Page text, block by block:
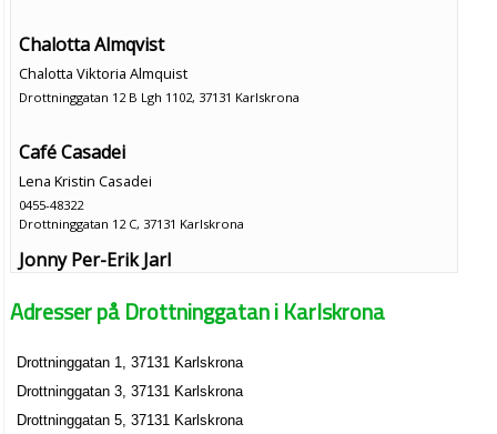
Chalotta Almqvist
Chalotta Viktoria Almquist
Drottninggatan 12 B Lgh 1102, 37131 Karlskrona
Café Casadei
Lena Kristin Casadei
0455-48322
Drottninggatan 12 C, 37131 Karlskrona
Jonny Per-Erik Jarl
0455-14939
Drottninggatan 14 A Lgh 1402, 37131 Karlskrona
NBR Konsult
Adresser på Drottninggatan i Karlskrona
Drottninggatan 1, 37131 Karlskrona
Drottninggatan 3, 37131 Karlskrona
Drottninggatan 5, 37131 Karlskrona